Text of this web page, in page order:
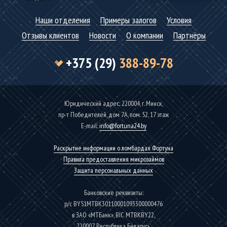
Наши отделения Примеры залогов
Условия
Отзывы клиентов
Новости О компании Партнёры
+375 (29)388-89-78
Юридический адрес: 220004, г. Минск,
пр-т Победителей, дом 7А, пом. 52, 17 этаж
Е-mаil:info@fortuna24.by
Раскрытие информации о ломбардах Фортуна
Правила предоставления микрозаймов
Защита персональных данных
Банковские реквизиты:
р/с BY51MTBK30110001093300000476
в ЗАО «МТБанк», BIC MTBKBY22,